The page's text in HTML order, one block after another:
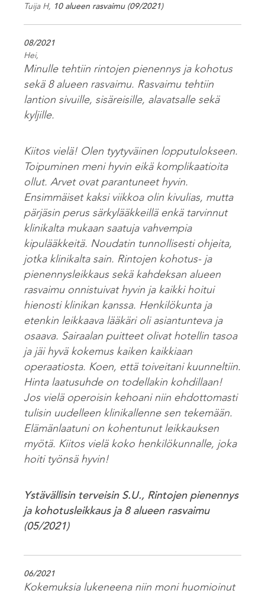
Tuija H, 10 alueen rasvaimu (09/2021)
08/2021
Hei,
Minulle tehtiin rintojen pienennys ja kohotus
sekä 8 alueen rasvaimu. Rasvaimu tehtiin
lantion sivuille, sisäreisille, alavatsalle sekä
kyljille.
Kiitos vielä! Olen tyytyväinen lopputulokseen.
Toipuminen meni hyvin eikä komplikaatioita
ollut. Arvet ovat parantuneet hyvin.
Ensimmäiset kaksi viikkoa olin kivulias, mutta
pärjäsin perus särkylääkkeillä enkä tarvinnut
klinikalta mukaan saatuja vahvempia
kipulääkkeitä. Noudatin tunnollisesti ohjeita,
jotka klinikalta sain. Rintojen kohotus- ja
pienennysleikkaus sekä kahdeksan alueen
rasvaimu onnistuivat hyvin ja kaikki hoitui
hienosti klinikan kanssa. Henkilökunta ja
etenkin leikkaava lääkäri oli asiantunteva ja
osaava. Sairaalan puitteet olivat hotellin tasoa
ja jäi hyvä kokemus kaiken kaikkiaan
operaatiosta. Koen, että toiveitani kuunneltiin.
Hinta laatusuhde on todellakin kohdillaan!
Jos vielä operoisin kehoani niin ehdottomasti
tulisin uudelleen klinikallenne sen tekemään.
Elämänlaatuni on kohentunut leikkauksen
myötä. Kiitos vielä koko henkilökunnalle, joka
hoiti työnsä hyvin!
Ystävällisin terveisin S.U., Rintojen pienennys
ja kohotusleikkaus ja 8 alueen rasvaimu
(05/2021)
06/2021
Kokemuksia lukeneena niin moni huomioinut